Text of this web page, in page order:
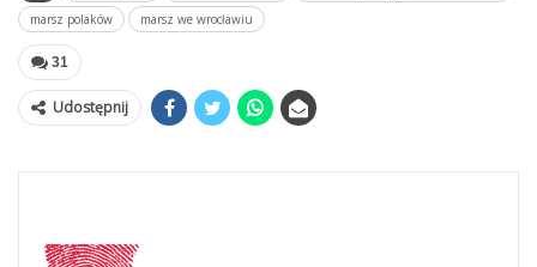
marsz polaków
marsz we wrocławiu
31
Udostępnij